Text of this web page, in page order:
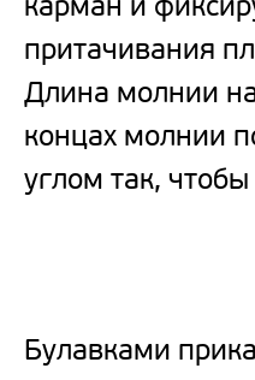
карман и
притачивания
Длина молнии
концах молнии
углом так,
Булавками